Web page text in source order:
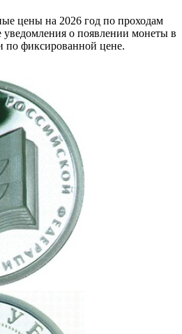
цены на 2026 год по проходам
уведомления о появлении монеты в
по фиксированной цене.